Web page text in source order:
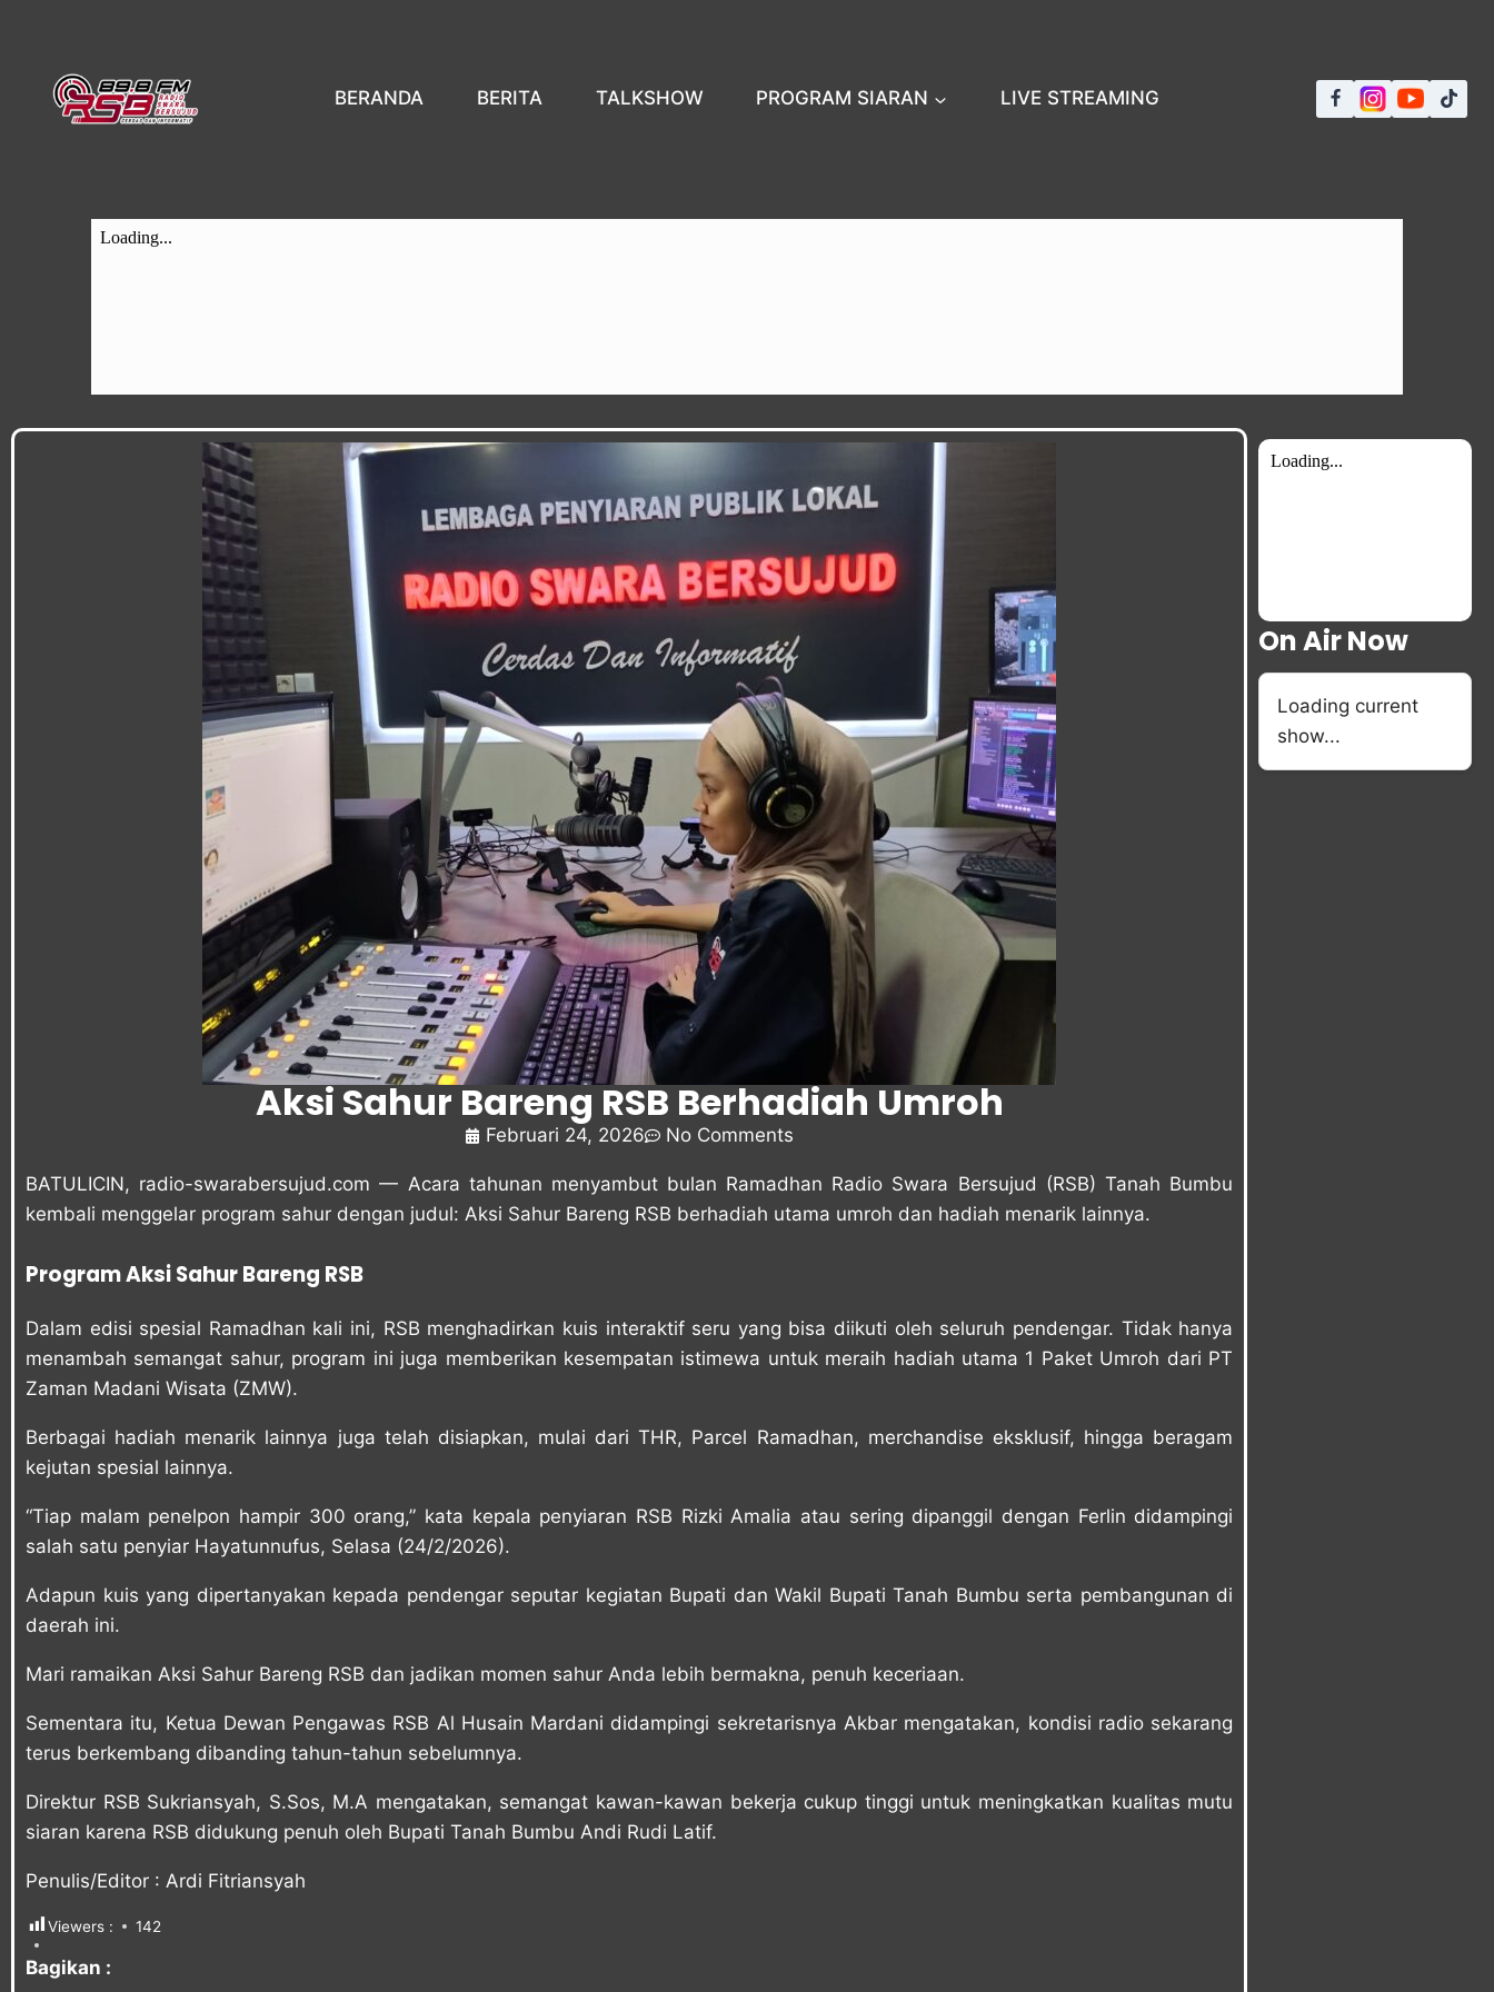
BERANDA BERITA TALKSHOW PROGRAM SIARAN LIVE STREAMING
Aksi Sahur Bareng RSB Berhadiah Umroh
Februari 24, 2026 No Comments
BATULICIN, radio-swarabersujud.com — Acara tahunan menyambut bulan Ramadhan Radio Swara Bersujud (RSB) Tanah Bumbu
kembali menggelar program sahur dengan judul: Aksi Sahur Bareng RSB berhadiah utama umroh dan hadiah menarik lainnya.
Program Aksi Sahur Bareng RSB
Dalam edisi spesial Ramadhan kali ini, RSB menghadirkan kuis interaktif seru yang bisa diikuti oleh seluruh pendengar. Tidak hanya
menambah semangat sahur, program ini juga memberikan kesempatan istimewa untuk meraih hadiah utama 1 Paket Umroh dari PT
Zaman Madani Wisata (ZMW).
Berbagai hadiah menarik lainnya juga telah disiapkan, mulai dari THR, Parcel Ramadhan, merchandise eksklusif, hingga beragam
kejutan spesial lainnya.
“Tiap malam penelpon hampir 300 orang,” kata kepala penyiaran RSB Rizki Amalia atau sering dipanggil dengan Ferlin didampingi
salah satu penyiar Hayatunnufus, Selasa (24/2/2026).
Adapun kuis yang dipertanyakan kepada pendengar seputar kegiatan Bupati dan Wakil Bupati Tanah Bumbu serta pembangunan di
daerah ini.
Mari ramaikan Aksi Sahur Bareng RSB dan jadikan momen sahur Anda lebih bermakna, penuh keceriaan.
Sementara itu, Ketua Dewan Pengawas RSB Al Husain Mardani didampingi sekretarisnya Akbar mengatakan, kondisi radio sekarang
terus berkembang dibanding tahun-tahun sebelumnya.
Direktur RSB Sukriansyah, S.Sos, M.A mengatakan, semangat kawan-kawan bekerja cukup tinggi untuk meningkatkan kualitas mutu
siaran karena RSB didukung penuh oleh Bupati Tanah Bumbu Andi Rudi Latif.
Penulis/Editor : Ardi Fitriansyah
Viewers : 142
Bagikan :
On Air Now
Loading current
show...